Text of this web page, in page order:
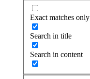
Exact matches only
Search in title
Search in content